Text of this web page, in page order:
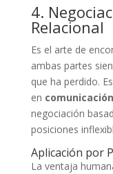
4.
Relacional
Es el arte de
ambas partes
que ha perdido.
en
negociación
posiciones
Aplicación por
La ventaja